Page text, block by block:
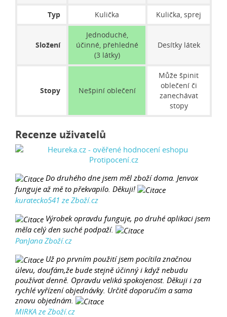
Typ Kulička Kulička, sprej
Složení
Jednoduché,
účinné, přehledné
(3 látky)
Desítky látek
Stopy Nešpiní oblečení
Může špinit
oblečení či
zanechávat
stopy
Recenze uživatelů
Do druhého dne jsem měl zboží doma. Jenvox
funguje až mě to překvapilo. Děkuji!
kuratecko541 ze Zboží.cz
Výrobek opravdu funguje, po druhé aplikaci jsem
měla celý den suché podpaží.
PanJana Zboží.cz
Už po prvním použití jsem pocítila značnou
úlevu, doufám,že bude stejně účinný i když nebudu
používat denně. Opravdu veliká spokojenost. Děkuji i za
rychlé vyřízení objednávky. Určitě doporučím a sama
znovu objednám.
MIRKA ze Zboží.cz